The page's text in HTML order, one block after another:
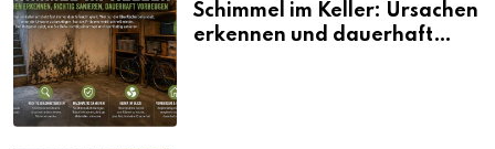
Schimmel im Keller: Ursachen
erkennen und dauerhaft